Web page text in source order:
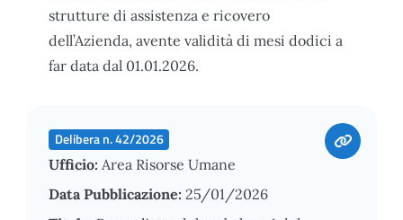
strutture di assistenza e ricovero
dell’Azienda, avente validità di mesi dodici a
far data dal 01.01.2026.
Delibera n. 42/2026
Ufficio: Area Risorse Umane
Data Pubblicazione: 25/01/2026